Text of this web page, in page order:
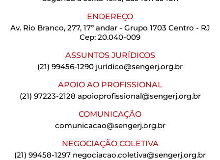
ENDEREÇO
Av. Rio Branco, 277, 17º andar - Grupo 1703 Centro - RJ
Cep: 20.040-009
ASSUNTOS JURÍDICOS
(21) 99456-1290 juridico@sengerj.org.br
APOIO AO PROFISSIONAL
(21) 97223-2128 apoioprofissional@sengerj.org.br
COMUNICAÇÃO
comunicacao@sengerj.org.br
NEGOCIAÇÃO COLETIVA
(21) 99458-1297 negociacao.coletiva@sengerj.org.br